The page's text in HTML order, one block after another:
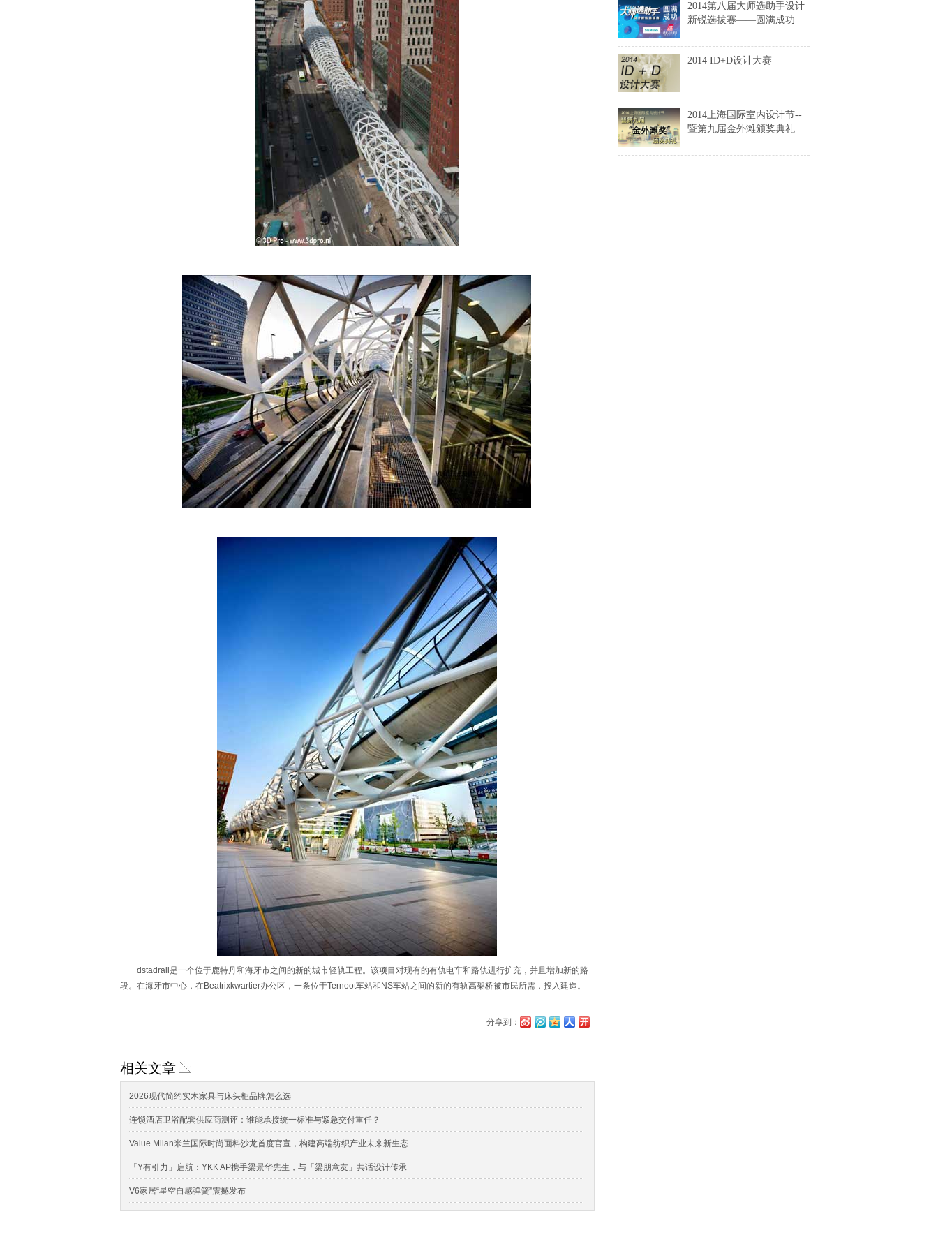
dstadrail是一个位于鹿特丹和海牙市之间的新的城市轻轨工程。该项目对现有的有轨电车和路轨进行扩充，并且增加新的路
段。在海牙市中心，在Beatrixkwartier办公区，一条位于Ternoot车站和NS车站之间的新的有轨高架桥被市民所需，投入建造。
分享到：
相关文章
2026现代简约实木家具与床头柜品牌怎么选
连锁酒店卫浴配套供应商测评：谁能承接统一标准与紧急交付重任？
Value Milan米兰国际时尚面料沙龙首度官宣，构建高端纺织产业未来新生态
「Y有引力」启航：YKK AP携手梁景华先生，与「梁朋意友」共话设计传承
V6家居“星空自感弹簧”震撼发布
2014第八届大师选助手设计
新锐选拔赛——圆满成功
2014 ID+D设计大赛
2014上海国际室内设计节--
暨第九届金外滩颁奖典礼